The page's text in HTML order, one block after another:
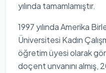
yılında tamamlamıştır.
1997 yılında Amerika
Üniversitesi Kadın
öğretim üyesi olarak
doçent unvanını almış,